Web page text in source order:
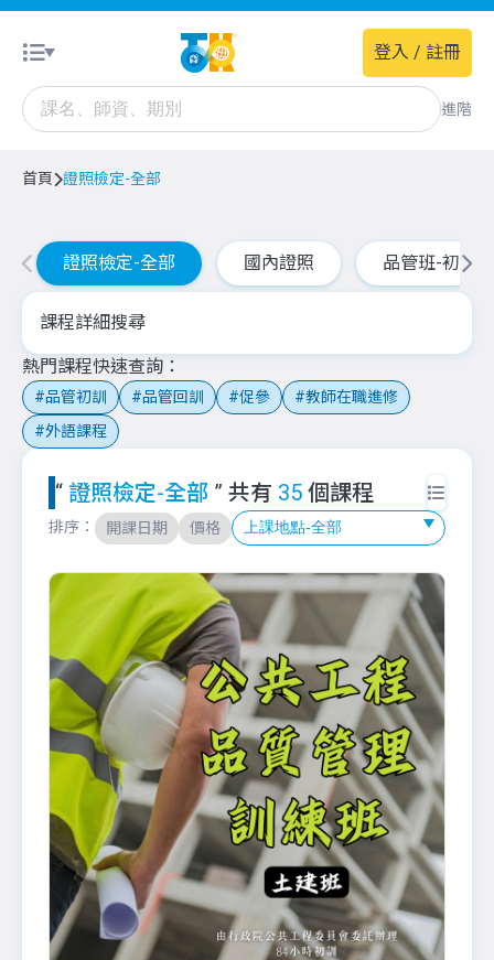
進階
登入 / 註冊
首頁 證照檢定-全部
證照檢定-全部 國內證照 品管班-初訓
課程詳細搜尋
熱門課程快速查詢
品管初訓 品管回訓 促參
教師在職進修
外語課程
“ 證照檢定-全部 ” 共有 35 個課程
排序： 開課日期 價格